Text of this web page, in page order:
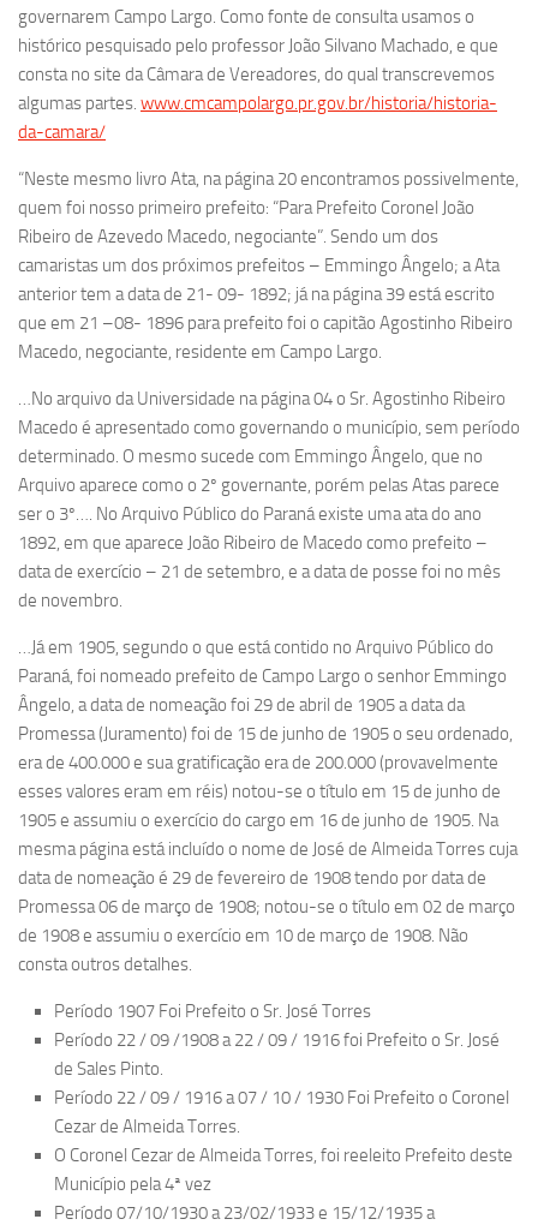
governarem Campo Largo. Como fonte de consulta usamos o
histórico pesquisado pelo professor João Silvano Machado, e que
consta no site da Câmara de Vereadores, do qual transcrevemos
algumas partes. www.cmcampolargo.pr.gov.br/historia/historia-
da-camara/
“Neste mesmo livro Ata, na página 20 encontramos possivelmente,
quem foi nosso primeiro prefeito: “Para Prefeito Coronel João
Ribeiro de Azevedo Macedo, negociante”. Sendo um dos
camaristas um dos próximos prefeitos – Emmingo Ângelo; a Ata
anterior tem a data de 21- 09- 1892; já na página 39 está escrito
que em 21 –08- 1896 para prefeito foi o capitão Agostinho Ribeiro
Macedo, negociante, residente em Campo Largo.
…No arquivo da Universidade na página 04 o Sr. Agostinho Ribeiro
Macedo é apresentado como governando o município, sem período
determinado. O mesmo sucede com Emmingo Ângelo, que no
Arquivo aparece como o 2º governante, porém pelas Atas parece
ser o 3º…. No Arquivo Público do Paraná existe uma ata do ano
1892, em que aparece João Ribeiro de Macedo como prefeito –
data de exercício – 21 de setembro, e a data de posse foi no mês
de novembro.
…Já em 1905, segundo o que está contido no Arquivo Público do
Paraná, foi nomeado prefeito de Campo Largo o senhor Emmingo
Ângelo, a data de nomeação foi 29 de abril de 1905 a data da
Promessa (Juramento) foi de 15 de junho de 1905 o seu ordenado,
era de 400.000 e sua gratificação era de 200.000 (provavelmente
esses valores eram em réis) notou-se o título em 15 de junho de
1905 e assumiu o exercício do cargo em 16 de junho de 1905. Na
mesma página está incluído o nome de José de Almeida Torres cuja
data de nomeação é 29 de fevereiro de 1908 tendo por data de
Promessa 06 de março de 1908; notou-se o título em 02 de março
de 1908 e assumiu o exercício em 10 de março de 1908. Não
consta outros detalhes.
Período 1907 Foi Prefeito o Sr. José Torres
Período 22 / 09 /1908 a 22 / 09 / 1916 foi Prefeito o Sr. José
de Sales Pinto.
Período 22 / 09 / 1916 a 07 / 10 / 1930 Foi Prefeito o Coronel
Cezar de Almeida Torres.
O Coronel Cezar de Almeida Torres, foi reeleito Prefeito deste
Município pela 4ª vez
Período 07/10/1930 a 23/02/1933 e 15/12/1935 a